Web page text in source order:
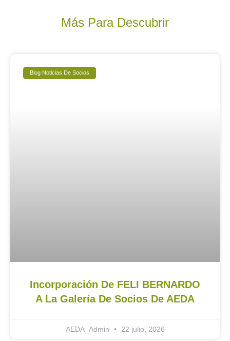
Más Para Descubrir
Blog Noticias De Socios
Incorporación De FELI BERNARDO
A La Galería De Socios De AEDA
AEDA_Admin 22 julio, 2026